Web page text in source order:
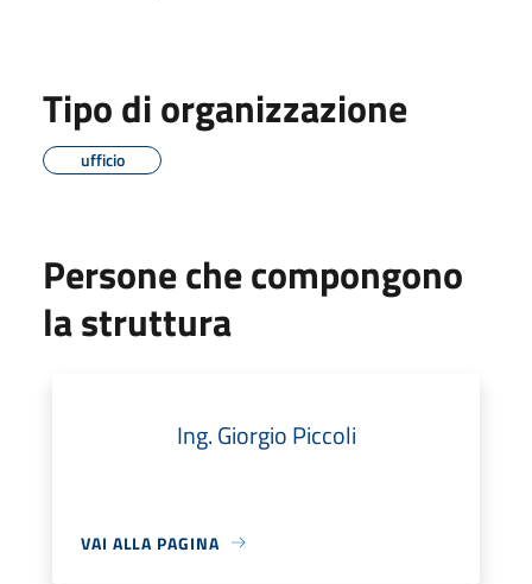
Tipo di organizzazione
ufficio
Persone che compongono
la struttura
Ing. Giorgio Piccoli
VAI ALLA PAGINA